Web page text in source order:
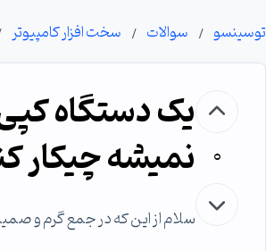
توسینسو سوالات سخت افزار کامپیوتر
0 نمیشه چیکار
سلام از این که در جمع گرم و